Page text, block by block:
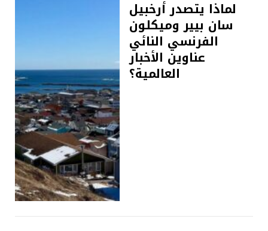
لماذا يتصدر أرخبيل
سان بيير وميكلون
الفرنسي النائي
عناوين الأخبار
العالمية؟